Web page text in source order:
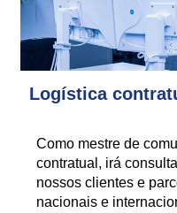
Logística
Como mestre de
contratual, irá
nossos clientes e
nacionais e